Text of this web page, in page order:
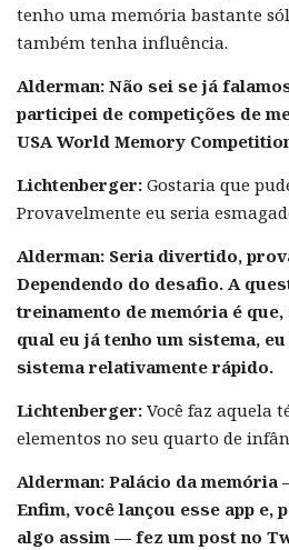
tenho uma memória bastante
também tenha influência.
Alderman: Não sei se já
participei de competições de
USA World Memory
Lichtenberger: Gostaria que
Provavelmente eu seria
Alderman: Seria divertido,
Dependendo do desafio. A
treinamento de memória é
qual eu já tenho um sistema,
sistema relativamente rápido.
Lichtenberger: Você faz aquela
elementos no seu quarto de
Alderman: Palácio da memória
Enfim, você lançou esse app e,
algo assim — fez um post no